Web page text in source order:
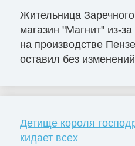
Жительница
магазин "Магнит" из-
на производстве
оставил без
Детище короля
кидает всех